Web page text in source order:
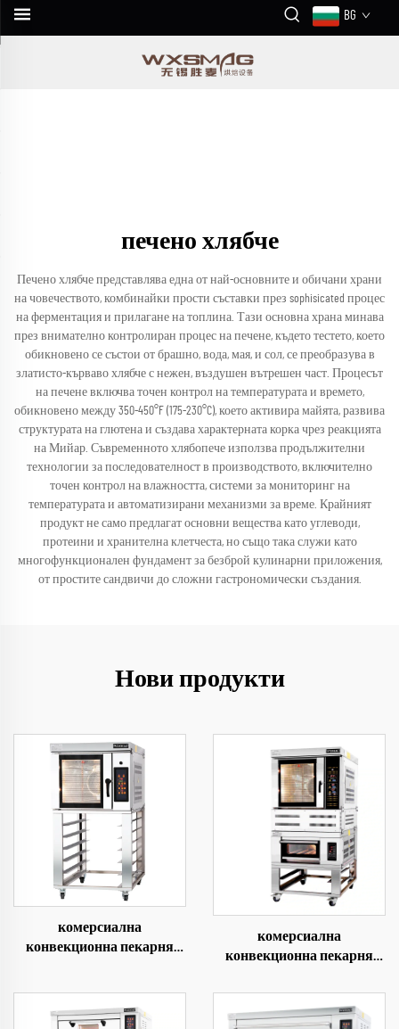
BG
печено хлябче
Печено хлябче представлява една от най-основните и обичани храни
на човечеството, комбинайки прости съставки през sophisicated процес
на ферментация и прилагане на топлина. Тази основна храна минава
през внимателно контролиран процес на печене, където тестето, което
обикновено се състои от брашно, вода, мая, и сол, се преобразува в
златисто-кърваво хлябче с нежен, въздушен вътрешен част. Процесът
на печене включва точен контрол на температурата и времето,
обикновено между 350-450°F (175-230°C), което активира майята, развива
структурата на глютена и създава характерната корка чрез реакцията
на Мийар. Съвременното хлябопече използва продължителни
технологии за последователност в производството, включително
точен контрол на влажността, системи за мониторинг на
температурата и автоматизирани механизми за време. Крайният
продукт не само предлагат основни вещества като углеводи,
протеини и хранителна клетчеста, но също така служи като
многофункционален фундамент за безброй кулинарни приложения,
от простите сандвичи до сложни гастрономически създания.
Нови продукти
комерсиална
конвекционна пекарня
комерсиална
конвекционна пекарня